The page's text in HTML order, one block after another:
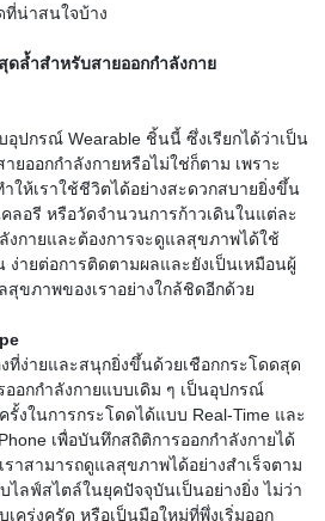
ที่น่าสนใจบ้าง
ล้ำสำหรับสายออกกำลังกาย
ปกรณ์ Wearable ชิ้นนี้ ซึ่งเรียกได้ว่าเป็น
ยออกกำลังกายหรือไม่ใช่ก็ตาม เพราะ
ให้เราใช้ชีวิตได้อย่างสะดวกสบายยิ่งขึ้น
ลอรี หรือวัดจำนวนการก้าวเดินในแต่ละ
งกายและต้องการจะดูแลสุขภาพได้ใช้
ง่ายต่อการติดตามผลและยังเป็นเหมือนผู้
ขภาพของเราอย่างใกล้ชิดอีกด้วย
งที่ง่ายและสนุกยิ่งขึ้นด้วยเชือกกระโดดสุด
อกกำลังกายแบบเดิม ๆ เป็นอุปกรณ์
งในการกระโดดได้แบบ Real-Time และ
เพื่อบันทึกสถิติการออกกำลังกายได้
าสามารถดูแลสุขภาพได้อย่างสำเร็จตาม
ไลฟ์สไตล์ในยุคปัจจุบันเป็นอย่างยิ่ง ไม่ว่า
เคร่งครัด หรือเป็นมือใหม่ที่พึ่งเริ่มออก